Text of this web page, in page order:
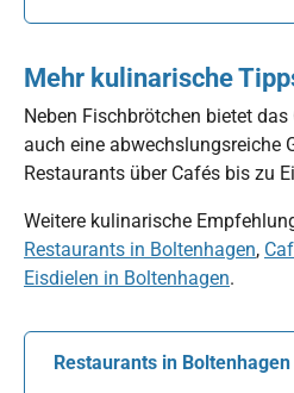
Mehr kulinarische
Neben Fischbrötchen bietet
auch eine abwechslungsreiche
Restaurants über Cafés bis zu
Weitere kulinarische
Restaurants in Boltenhagen,
Eisdielen in Boltenhagen.
Restaurants in Boltenhagen